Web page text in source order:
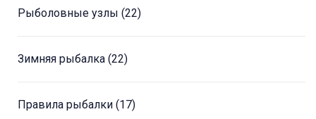
Рыболовные узлы (22)
Зимняя рыбалка (22)
Правила рыбалки (17)